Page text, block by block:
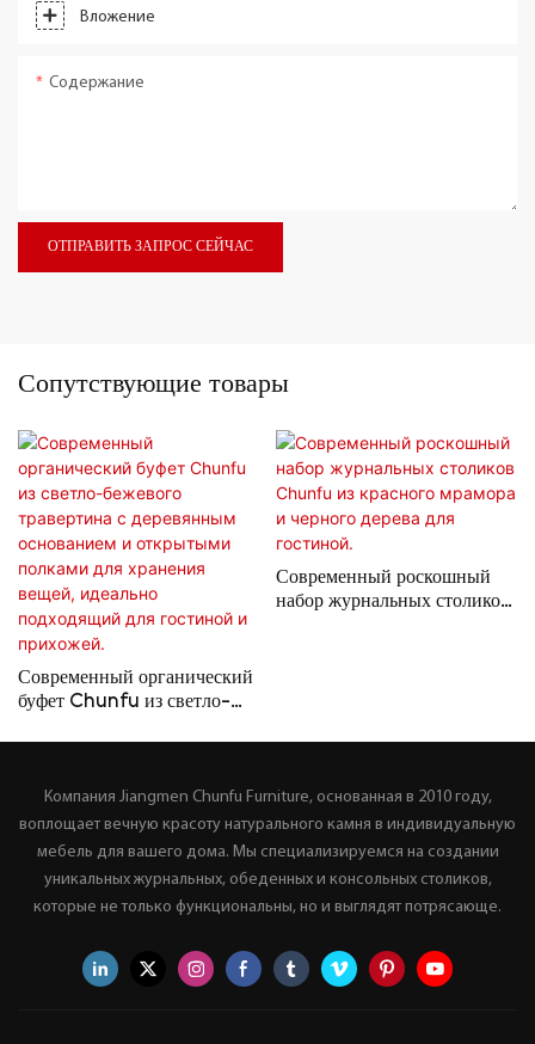
Вложение
Содержание
ОТПРАВИТЬ ЗАПРОС СЕЙЧАС
Сопутствующие товары
Современный органический
буфет Chunfu из светло-
хранения вещей, идеально
подходящий для гостиной и
прихожей.
Современный роскошный
набор журнальных столиков
Компания Jiangmen Chunfu Furniture, основанная в 2010 году,
воплощает вечную красоту натурального камня в индивидуальную
мебель для вашего дома. Мы специализируемся на создании
уникальных журнальных, обеденных и консольных столиков,
которые не только функциональны, но и выглядят потрясающе.